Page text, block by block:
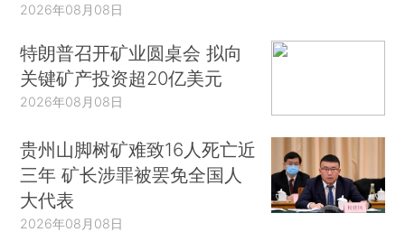
2026年08月08日
特朗普召开矿业圆桌会 拟向
关键矿产投资超20亿美元
2026年08月08日
贵州山脚树矿难致16人死亡近
三年 矿长涉罪被罢免全国人
大代表
2026年08月08日